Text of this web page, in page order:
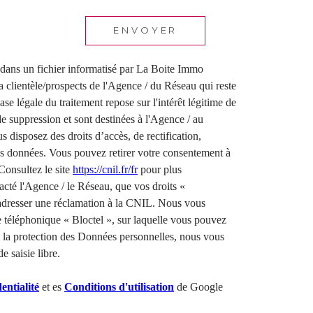
ENVOYER
un fichier informatisé par La Boite Immo
prospects de l'Agence / du Réseau qui reste
légale du traitement repose sur l'intérêt légitime de
suppression et sont destinées à l'Agence / au
des droits d’accès, de rectification,
Vous pouvez retirer votre consentement à
le site https://cnil.fr/frpour plus
l'Agence / le Réseau, que vos droits «
une réclamation à la CNIL. Nous vous
« Bloctel », sur laquelle vous pouvez
protection des Données personnelles, nous vous
saisie libre.
et es Conditions d'utilisation de Google